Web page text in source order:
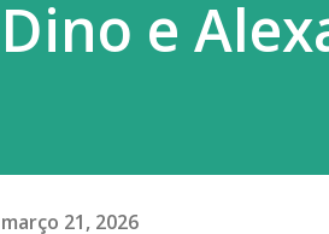
Dino e
março 21, 2026